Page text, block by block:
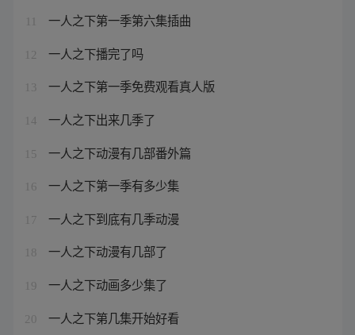
一人之下第一季第六集插曲
12 一人之下播完了吗
13 一人之下第一季免费观看真人版
14 一人之下出来几季了
15 一人之下动漫有几部番外篇
16 一人之下第一季有多少集
17 一人之下到底有几季动漫
18 一人之下动漫有几部了
19 一人之下动画多少集了
20 一人之下第几集开始好看